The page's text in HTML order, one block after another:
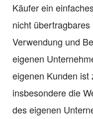
Käufer ein
nicht
Verwendung und
eigenen
eigenen Kunden
insbesondere die
des eigenen